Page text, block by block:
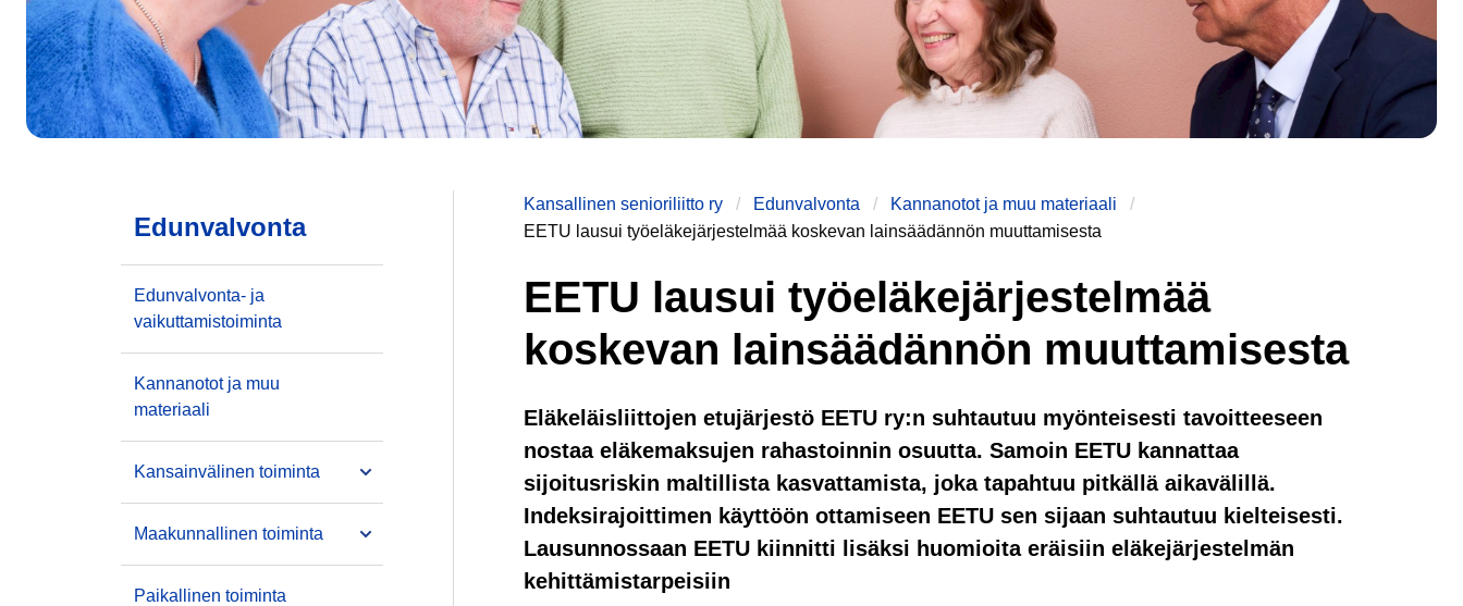
Kansallinen senioriliitto ry Edunvalvonta
Kannanotot ja muu materiaali
EETU lausui työeläkejärjestelmää koskevan lainsäädännön muuttamisesta
EETU lausui työeläkejärjestelmää
koskevan lainsäädännön muuttamisesta
Eläkeläisliittojen etujärjestö EETU ry:n suhtautuu myönteisesti tavoitteeseen
nostaa eläkemaksujen rahastoinnin osuutta. Samoin EETU kannattaa
sijoitusriskin maltillista kasvattamista, joka tapahtuu pitkällä aikavälillä.
Indeksirajoittimen käyttöön ottamiseen EETU sen sijaan suhtautuu kielteisesti.
Lausunnossaan EETU kiinnitti lisäksi huomioita eräisiin eläkejärjestelmän
kehittämistarpeisiin
Edunvalvonta
Edunvalvonta- ja
vaikuttamistoiminta
Kannanotot ja muu
materiaali
Kansainvälinen toiminta
Maakunnallinen toiminta
Paikallinen toiminta